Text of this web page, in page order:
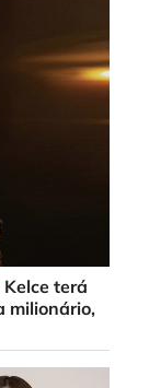
terá
milionário,